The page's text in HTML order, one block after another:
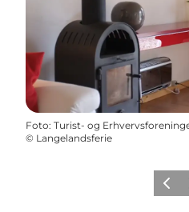
Foto: Turist- og
© Langelandsferie